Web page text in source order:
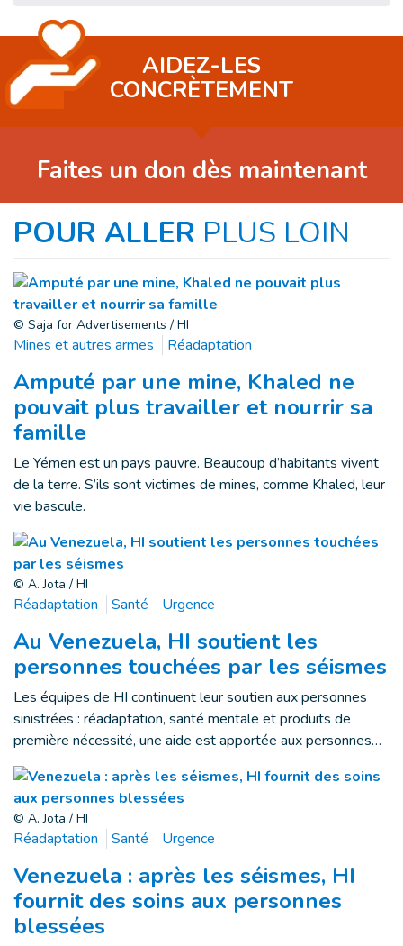
AIDEZ-LES
CONCRÈTEMENT
Faites un don dès maintenant
POUR ALLER PLUS LOIN
© Saja for Advertisements / HI
Mines et autres armes Réadaptation
Amputé par une mine, Khaled ne
pouvait plus travailler et nourrir sa
famille
Le Yémen est un pays pauvre. Beaucoup d’habitants vivent
de la terre. S’ils sont victimes de mines, comme Khaled, leur
vie bascule.
© A. Jota / HI
Réadaptation Santé Urgence
Au Venezuela, HI soutient les
personnes touchées par les séismes
Les équipes de HI continuent leur soutien aux personnes
sinistrées : réadaptation, santé mentale et produits de
première nécessité, une aide est apportée aux personnes…
© A. Jota / HI
Réadaptation Santé Urgence
Venezuela : après les séismes, HI
fournit des soins aux personnes
blessées